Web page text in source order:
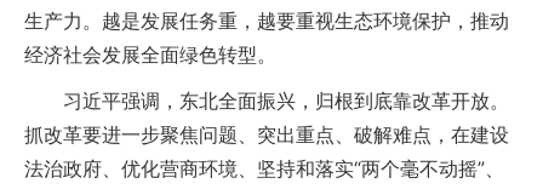
生产力。越是发展任务重，越要重视生态环境保护，推动
经济社会发展全面绿色转型。
习近平强调，东北全面振兴，归根到底靠改革开放。
抓改革要进一步聚焦问题、突出重点、破解难点，在建设
法治政府、优化营商环境、坚持和落实“两个毫不动摇”、